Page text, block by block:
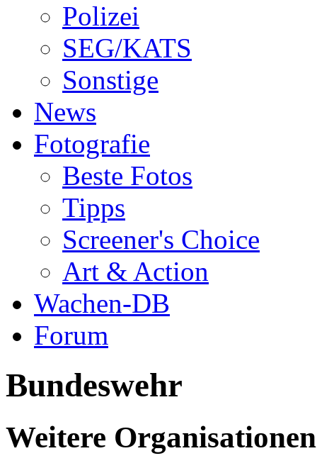
Polizei
SEG/KATS
Sonstige
News
Fotografie
Beste Fotos
Tipps
Screener's Choice
Art & Action
Wachen-DB
Forum
Bundeswehr
Weitere Organisationen